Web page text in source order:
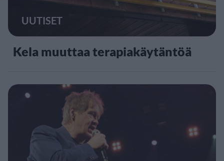
UUTISET
Kela muuttaa terapiakäytäntöä